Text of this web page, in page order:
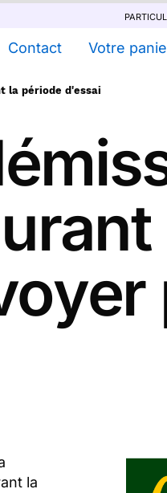
Contact Votre
la période d'essai
la